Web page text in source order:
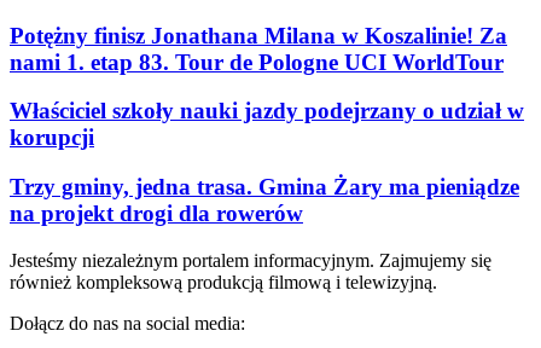
Potężny finisz Jonathana Milana w Koszalinie! Za
nami 1. etap 83. Tour de Pologne UCI WorldTour
Właściciel szkoły nauki jazdy podejrzany o udział w
korupcji
Trzy gminy, jedna trasa. Gmina Żary ma pieniądze
na projekt drogi dla rowerów
Jesteśmy niezależnym portalem informacyjnym. Zajmujemy się
również kompleksową produkcją filmową i telewizyjną.
Dołącz do nas na social media: